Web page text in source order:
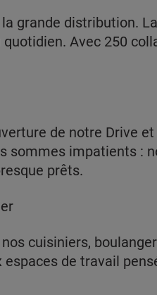
grande distribution.
Avec 250
de notre Drive
sommes impatients :
prêts.
cuisiniers,
espaces de travail